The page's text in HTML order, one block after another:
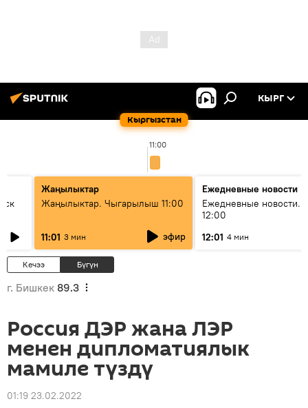
Кыргызстан
КЫРГ
11:00
Жаңылыктар
Жаңылыктар. Чыгарылыш 11:00
11:01 3 мин эфир
Ежедневные новости
Ежедневные новости.
12:00
12:01 4 мин
Кечээ Бүгүн
г. Бишкек 89.3
Россия ДЭР жана ЛЭР
менен дипломатиялык
мамиле түздү
01:19 23.02.2022